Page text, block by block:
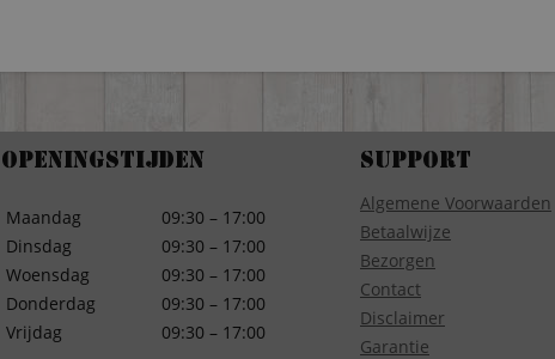
Openingstijden
Maandag
Dinsdag
Woensdag
Donderdag
Vrijdag
09:30 – 17:00
09:30 – 17:00
09:30 – 17:00
09:30 – 17:00
09:30 – 17:00
Support
Algemene Voorwaarden
Betaalwijze
Bezorgen
Contact
Disclaimer
Garantie